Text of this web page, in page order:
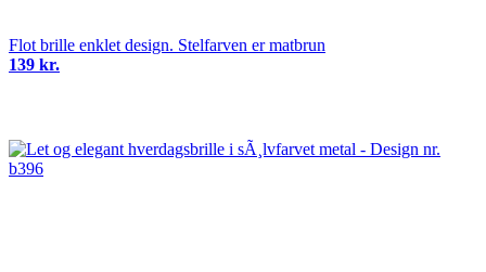
Flot brille enklet design. Stelfarven er matbrun
139 kr.